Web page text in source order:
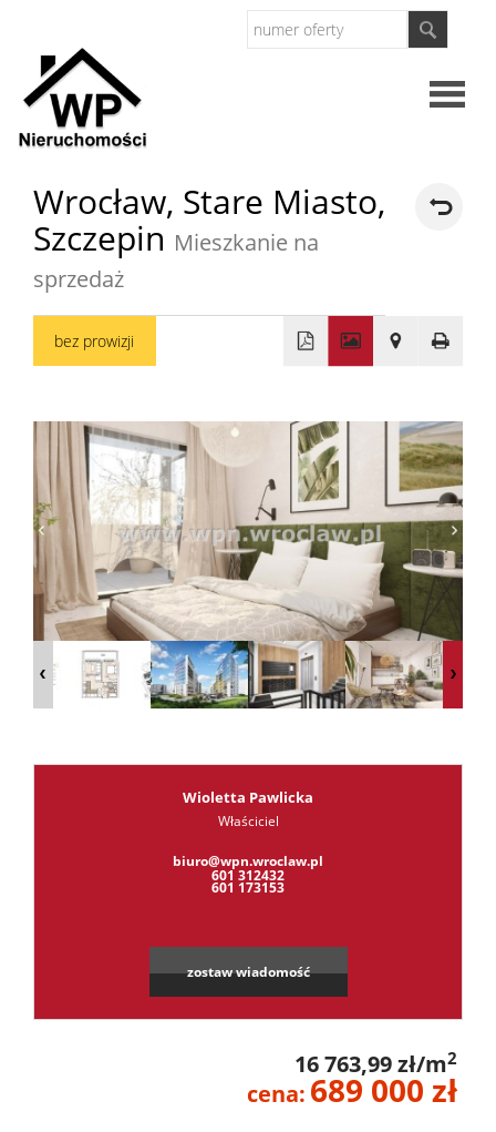
Domy
RODO
Wrocław, Stare Miasto,
Szczepin Mieszkanie na
sprzedaż
bez prowizji
−
Wioletta Pawlicka
Właściciel
biuro@wpn.wroclaw.pl
601 312432
601 173153
zostaw wiadomość
16 763,99 zł/m2
cena: 689 000 zł